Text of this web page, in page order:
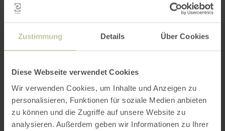
Zustimmung Details Über Cookies
Diese Webseite verwendet Cookies
Wir verwenden Cookies, um Inhalte und Anzeigen zu
personalisieren, Funktionen für soziale Medien anbieten
zu können und die Zugriffe auf unsere Website zu
analysieren. Außerdem geben wir Informationen zu Ihrer
Öffnungszeiten
Merkmale / Besonderheiten
Kategorien